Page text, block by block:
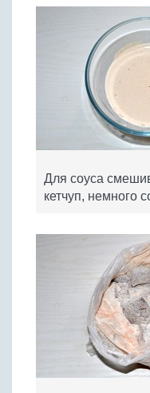
Для соуса
кетчуп, немного